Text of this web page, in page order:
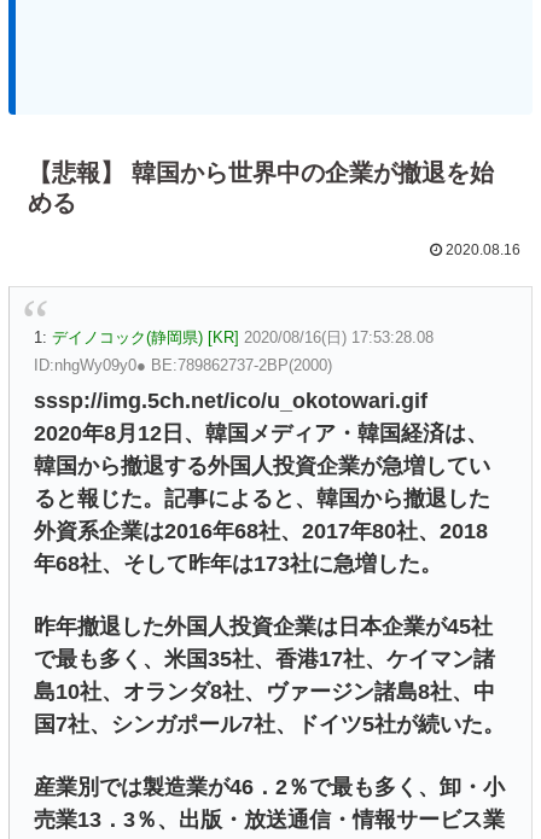
【悲報】 韓国から世界中の企業が撤退を始
める
2020.08.16
1: デイノコック(静岡県) [KR] 2020/08/16(日) 17:53:28.08
ID:nhgWy09y0● BE:789862737-2BP(2000)
sssp://img.5ch.net/ico/u_okotowari.gif
2020年8月12日、韓国メディア・韓国経済は、
韓国から撤退する外国人投資企業が急増してい
ると報じた。記事によると、韓国から撤退した
外資系企業は2016年68社、2017年80社、2018
年68社、そして昨年は173社に急増した。
昨年撤退した外国人投資企業は日本企業が45社
で最も多く、米国35社、香港17社、ケイマン諸
島10社、オランダ8社、ヴァージン諸島8社、中
国7社、シンガポール7社、ドイツ5社が続いた。
産業別では製造業が46．2％で最も多く、卸・小
売業13．3％、出版・放送通信・情報サービス業